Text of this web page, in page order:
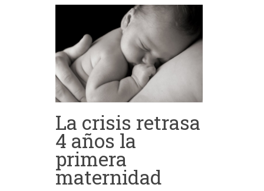
La crisis retrasa
4 años la
primera
maternidad